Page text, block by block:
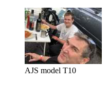
AJS model T10